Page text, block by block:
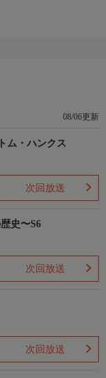
08/06更新
ム・ハンクス
次回放送
史〜S6
次回放送
次回放送